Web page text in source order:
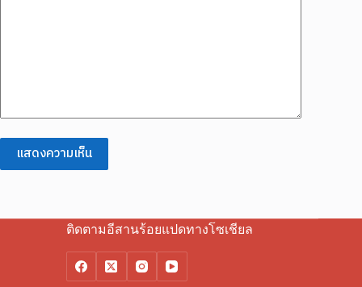
แสดงความเห็น
ติดตามอีสานร้อยแปดทางโซเชียล